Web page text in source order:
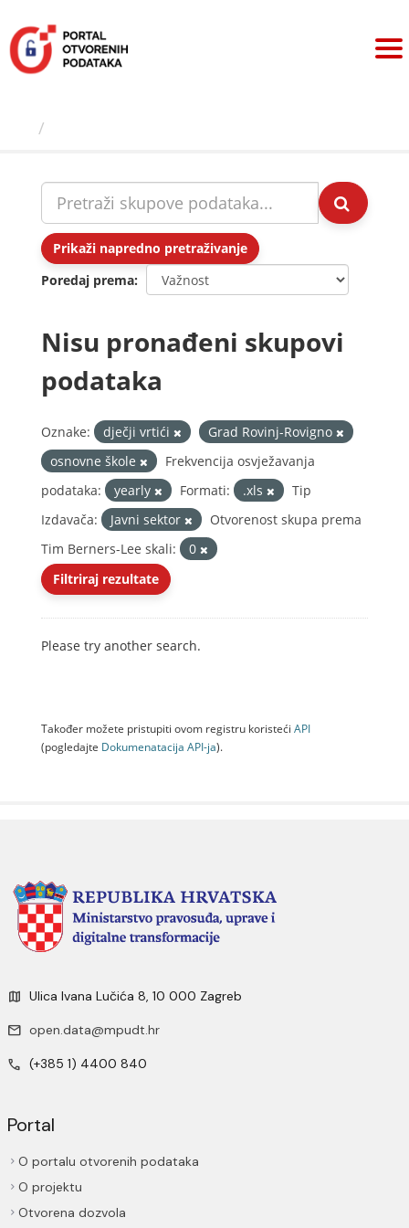
sadržaj
Prikaži napredno pretraživanje
Poredaj prema
Nisu pronađeni skupovi
podataka
Oznake: dječji vrtići
Grad Rovinj-Rovigno
osnovne škole
Frekvencija osvježavanja
podataka:
yearly Formati: .xls
Tip
Izdavača:
Javni sektor
Otvorenost skupa prema
Tim Berners-Lee skali:
0
Filtriraj rezultate
Please try another search.
Također možete pristupiti ovom registru koristeći API
(pogledajte Dokumenаtаcijа API-jа).